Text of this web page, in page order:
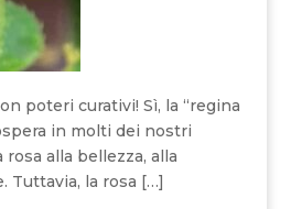
poteri curativi! Sì, la “regina
in molti dei nostri
alla bellezza, alla
Tuttavia, la rosa […]